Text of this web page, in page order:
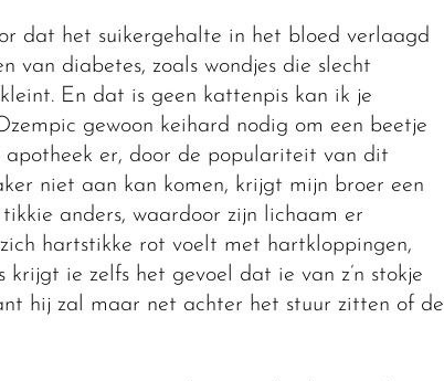
dat het suikergehalte in het bloed verlaagd
van diabetes, zoals wondjes die slecht
En dat is geen kattenpis kan ik je
gewoon keihard nodig om een beetje
er, door de populariteit van dit
niet aan kan komen, krijgt mijn broer een
anders, waardoor zijn lichaam er
hartstikke rot voelt met hartkloppingen,
ie zelfs het gevoel dat ie van z’n stokje
hij zal maar net achter het stuur zitten of de